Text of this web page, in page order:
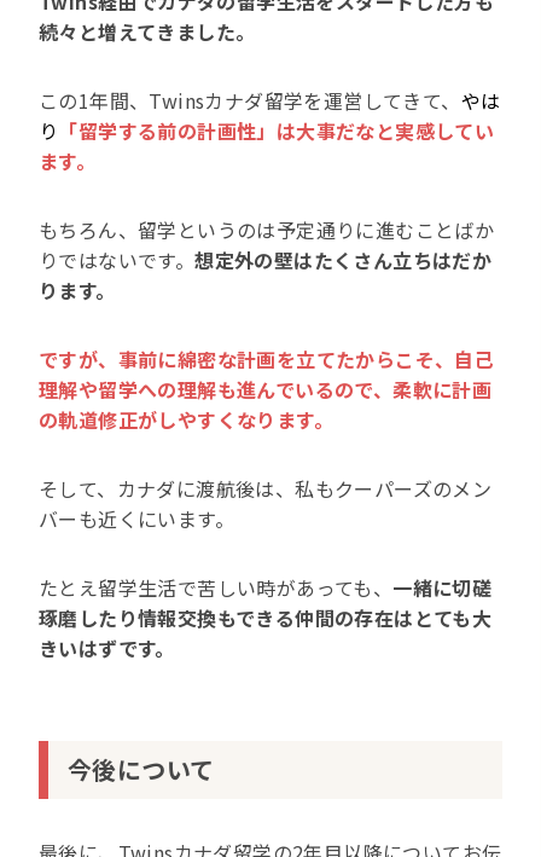
続々と増えてきました。
この1年間、Twinsカナダ留学を運営してきて、 やは
り 「留学する前の計画性」は大事だなと実感してい
ます。
もちろん、留学というのは予定通りに進むことばか
りではないです。想定外の壁はたくさん立ちはだか
ります。
ですが、事前に綿密な計画を立てたからこそ、自己
理解や留学への理解も進んでいるので、柔軟に計画
の軌道修正がしやすくなります。
そして、カナダに渡航後は、私もクーパーズのメン
バーも近くにいます。
たとえ留学生活で苦しい時があっても、 一緒に切磋
琢磨したり情報交換もできる仲間の存在はとても大
きいはずです。
今後について